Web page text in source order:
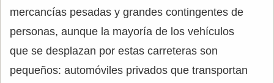
mercancías pesadas y grandes contingentes de
personas, aunque la mayoría de los vehículos
que se desplazan por estas carreteras son
pequeños: automóviles privados que transportan